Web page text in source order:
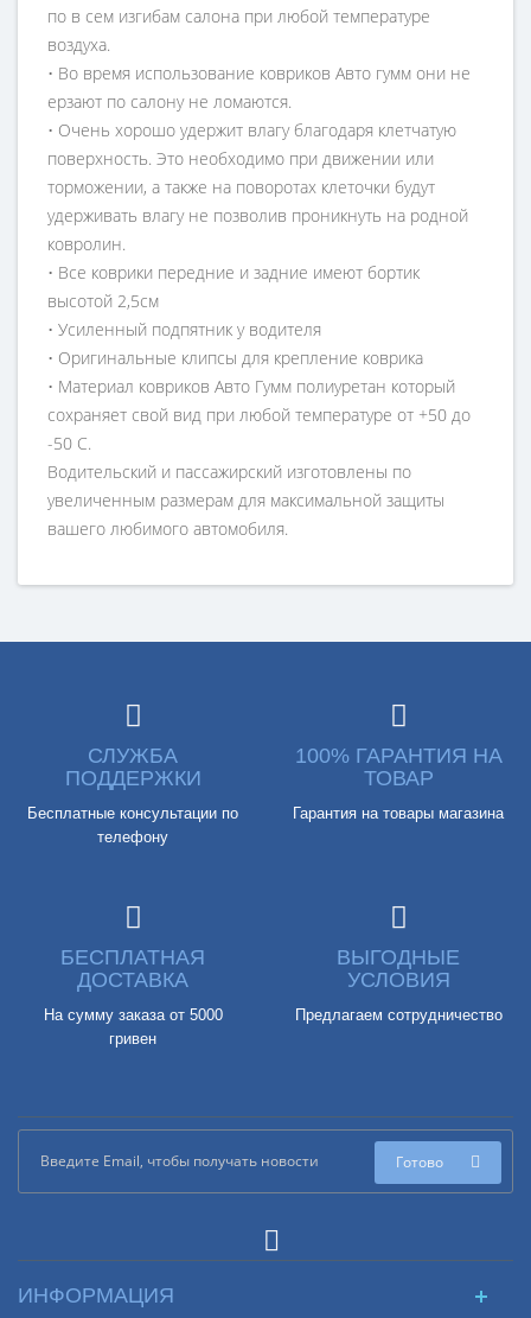
по в сем изгибам салона при любой температуре
воздуха.
• Во время использование ковриков Авто гумм они не
ерзают по салону не ломаются.
• Очень хорошо удержит влагу благодаря клетчатую
поверхность. Это необходимо при движении или
торможении, а также на поворотах клеточки будут
удерживать влагу не позволив проникнуть на родной
ковролин.
• Все коврики передние и задние имеют бортик
высотой 2,5см
• Усиленный подпятник у водителя
• Оригинальные клипсы для крепление коврика
• Материал ковриков Авто Гумм полиуретан который
сохраняет свой вид при любой температуре от +50 до
-50 С.
Водительский и пассажирский изготовлены по
увеличенным размерам для максимальной защиты
вашего любимого автомобиля.
СЛУЖБА
ПОДДЕРЖКИ
Бесплатные консультации по
телефону
100% ГАРАНТИЯ НА
ТОВАР
Гарантия на товары магазина
БЕСПЛАТНАЯ
ДОСТАВКА
На сумму заказа от 5000
гривен
ВЫГОДНЫЕ
УСЛОВИЯ
Предлагаем сотрудничество
Готово
ИНФОРМАЦИЯ